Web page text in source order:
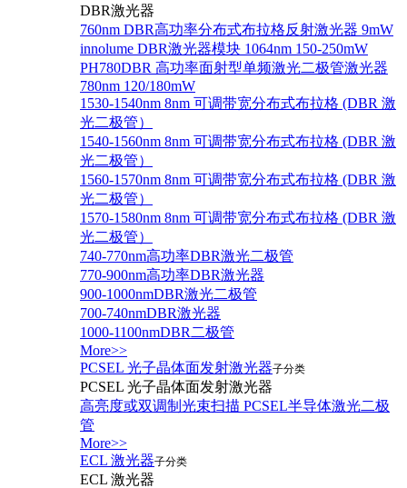
DBR激光器
760nm DBR高功率分布式布拉格反射激光器 9mW
innolume DBR激光器模块 1064nm 150-250mW
PH780DBR 高功率面射型单频激光二极管激光器
780nm 120/180mW
1530-1540nm 8nm 可调带宽分布式布拉格 (DBR 激
光二极管）
1540-1560nm 8nm 可调带宽分布式布拉格 (DBR 激
光二极管）
1560-1570nm 8nm 可调带宽分布式布拉格 (DBR 激
光二极管）
1570-1580nm 8nm 可调带宽分布式布拉格 (DBR 激
光二极管）
740-770nm高功率DBR激光二极管
770-900nm高功率DBR激光器
900-1000nmDBR激光二极管
700-740nmDBR激光器
1000-1100nmDBR二极管
More>>
PCSEL 光子晶体面发射激光器子分类
PCSEL 光子晶体面发射激光器
高亮度或双调制光束扫描 PCSEL半导体激光二极
管
More>>
ECL 激光器子分类
ECL 激光器